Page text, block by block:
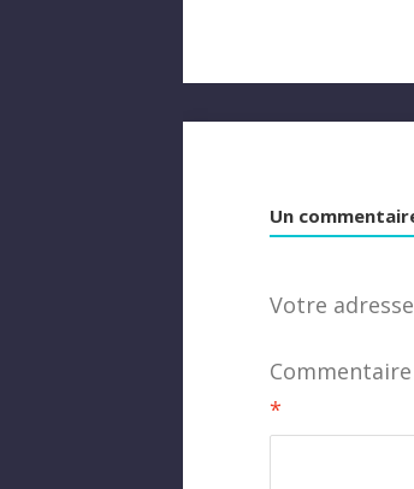
Un
Votre
Commentaire
*